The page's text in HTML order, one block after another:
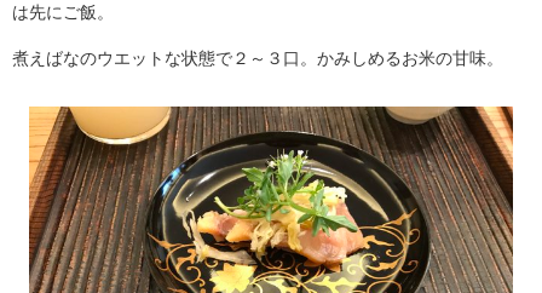
は先にご飯。
煮えばなのウエットな状態で２～３口。かみしめるお米の甘味。